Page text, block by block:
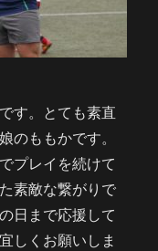
す。とても素直
のももかです。
プレイを続けて
素敵な繋がりで
日まで応援して
しくお願いしま